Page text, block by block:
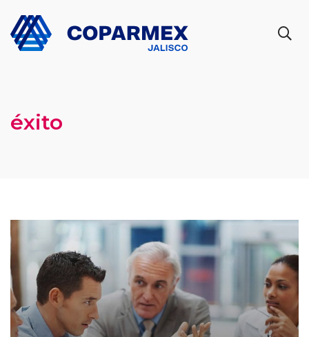
éxito